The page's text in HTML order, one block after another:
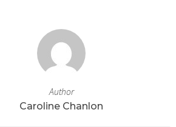
Author
Caroline Chanlon